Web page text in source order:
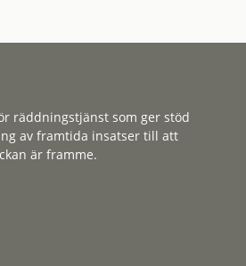
räddningstjänst som ger stöd
av framtida insatser till att
är framme.